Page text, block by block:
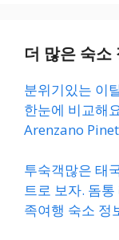
더 많은 숙소
분위기있는 이
한눈에 비교해
Arenzano
투숙객많은 태
트로 보자. 돔
족여행 숙소 정